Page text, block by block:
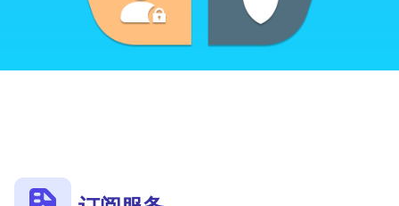
免费且功能强大的客户端软件